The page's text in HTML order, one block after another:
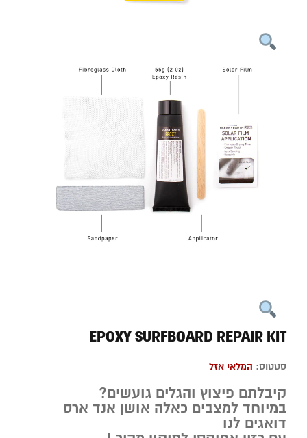
EPOXY SURFBOARD REPAIR KIT
סטטוס: המלאי אזל
קיבלתם פיצוץ והגלים גועשים?
במיוחד למצבים כאלה אושן אנד ארס
דואגים לנו